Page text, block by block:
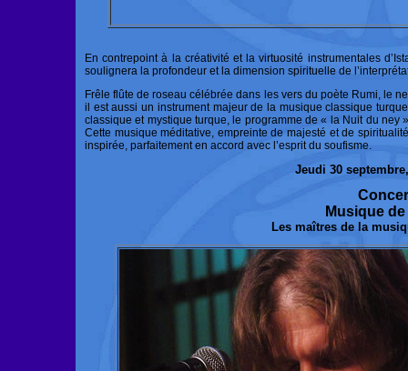
En contrepoint à la créativité et la virtuosité instrumentales
soulignera la profondeur et la dimension spirituelle de
Frêle flûte de roseau célébrée dans les vers du poète Rumi, le
il est aussi un instrument majeur de la musique classique
classique et mystique turque, le programme de « la Nuit du
Cette musique méditative, empreinte de majesté et de
inspirée, parfaitement en accord avec l’esprit du soufisme.
Jeudi 30
Musique
Les maîtres de la